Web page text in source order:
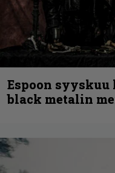
Espoon
black metalin